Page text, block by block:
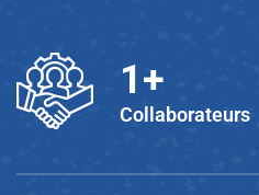
1+
Collaborateurs